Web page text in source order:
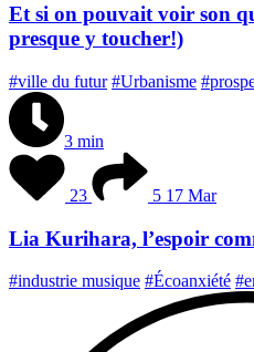
Et si on pouvait voir son
presque y toucher!)
#ville du futur #Urbanisme
3 min
23 5 17 Mar
Lia Kurihara, l’espoir
#industrie musique #Écoanxiété